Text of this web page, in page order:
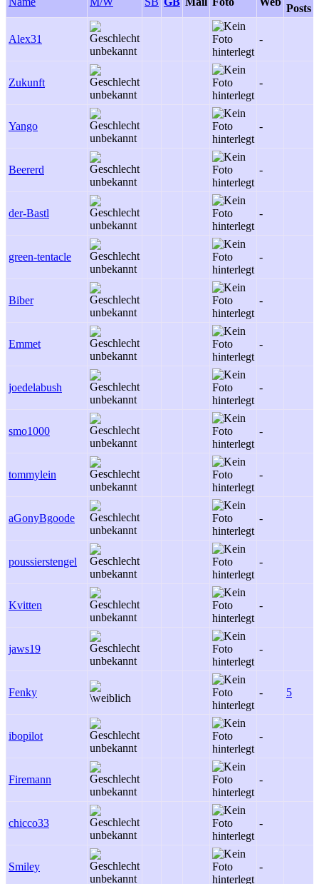
Posts
Alex31 -
Zukunft -
Yango -
Beererd -
der-Bastl -
green-tentacle -
Biber -
Emmet -
joedelabush -
smo1000 -
tommylein -
aGonyBgoode -
poussierstengel -
Kvitten -
jaws19 -
Fenky - 5
ibopilot -
Firemann -
chicco33 -
Smiley -